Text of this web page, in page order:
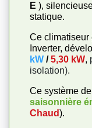
E ),
statique.
Ce climatiseur
Inverter,
kW /5,30 kW,
isolation).
Ce système
saisonnière
Chaud).